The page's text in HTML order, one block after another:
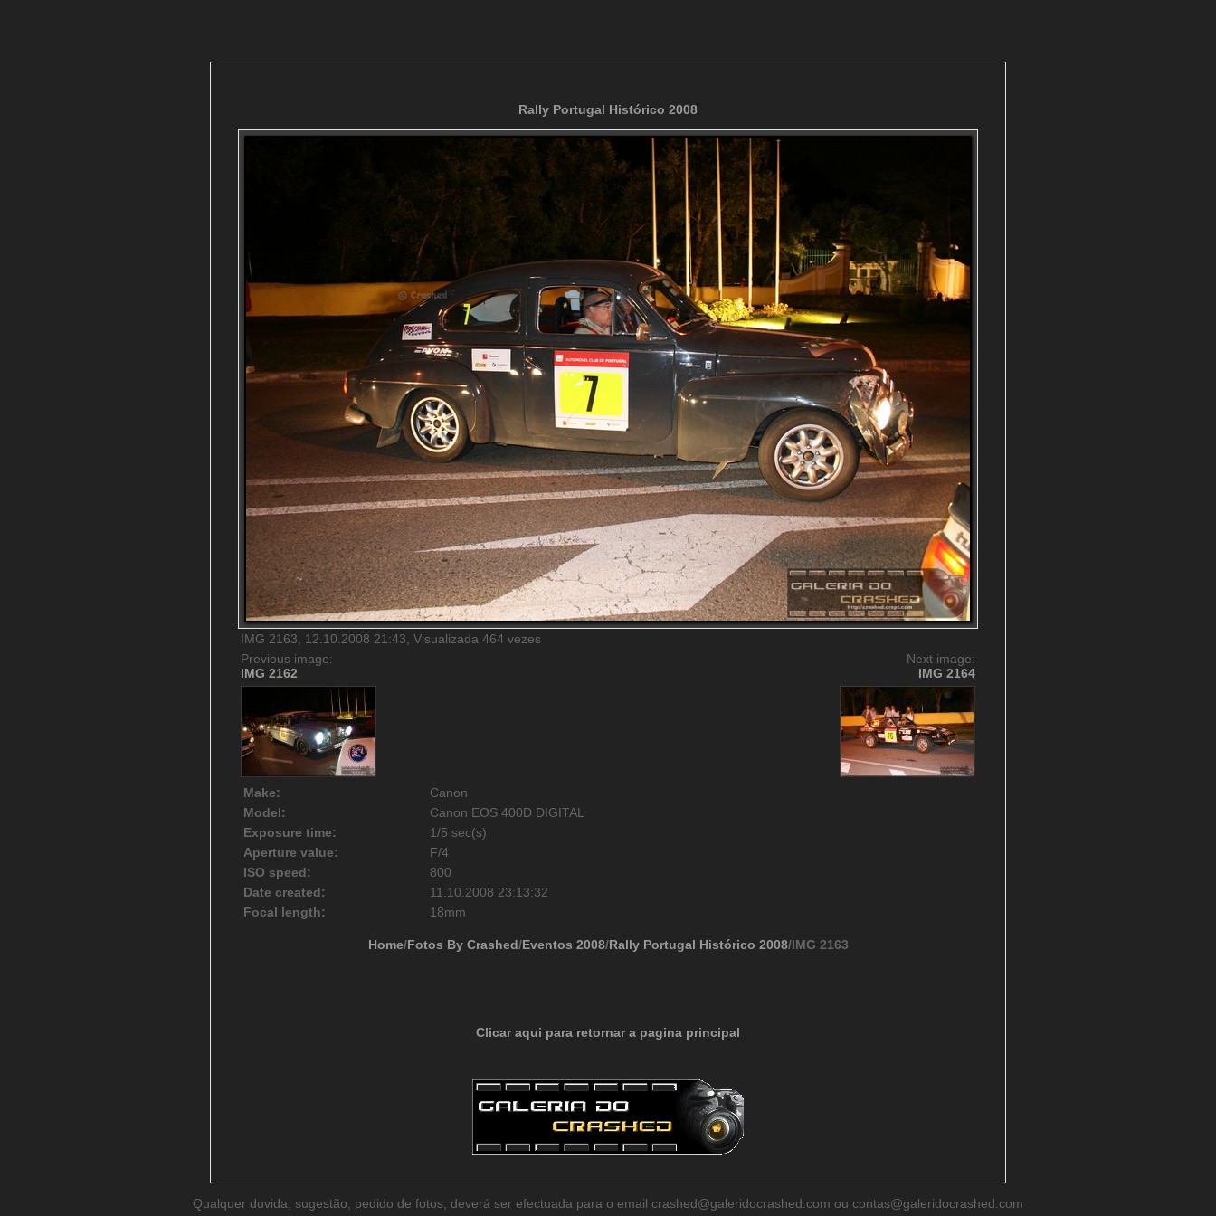
Rally Portugal Histórico 2008
IMG 2163, 12.10.2008 21:43, Visualizada 464 vezes
Previous image:
IMG 2162
Next image:
IMG 2164
Make:
Canon
Model:
Canon EOS 400D DIGITAL
Exposure time:
1/5 sec(s)
Aperture value:
F/4
ISO speed:
800
Date created:
11.10.2008 23:13:32
Focal length:
18mm
Home/Fotos By Crashed/Eventos 2008/Rally Portugal Histórico 2008/IMG 2163
Clicar aqui para retornar a pagina principal
Qualquer duvida, sugestão, pedido de fotos, deverá ser efectuada para o email crashed@galeridocrashed.com ou contas@galeridocrashed.com